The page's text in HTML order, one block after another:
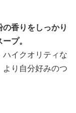
香りをしっかり
プ。
イクオリティな
り自分好みのつ